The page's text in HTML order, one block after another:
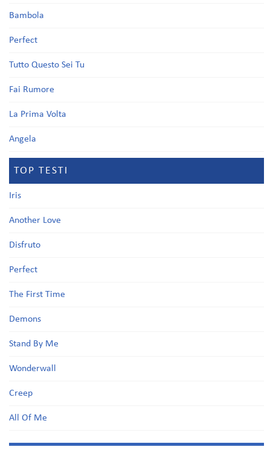
Bambola
Perfect
Tutto Questo Sei Tu
Fai Rumore
La Prima Volta
Angela
TOP TESTI
Iris
Another Love
Disfruto
Perfect
The First Time
Demons
Stand By Me
Wonderwall
Creep
All Of Me